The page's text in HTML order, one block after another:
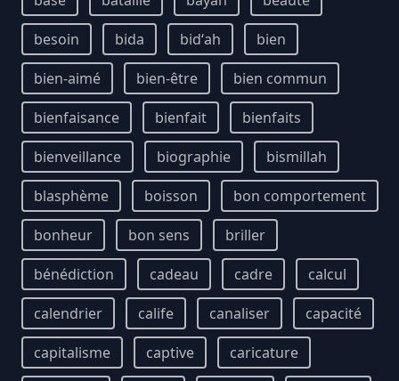
besoin
bida bidʻah
bien
bien-aimé
bien-être
bien commun
bienfaisance
bienfait
bienfaits
bienveillance
biographie
bismillah
blasphème
boisson
bon comportement
bonheur
bon sens
briller
bénédiction
cadeau cadre
calcul
calendrier
calife canaliser
capacité
capitalisme
captive
caricature